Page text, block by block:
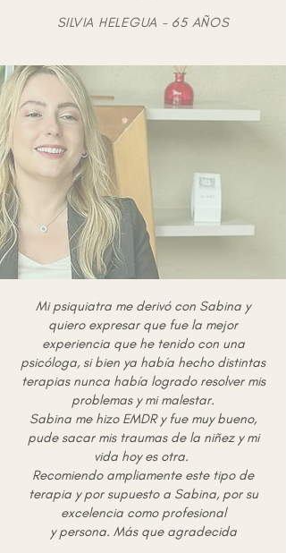
SILVIA HELEGUA - 65 AÑOS
Mi psiquiatra me derivó con Sabina y
quiero expresar que fue la mejor
experiencia que he tenido con una
psicóloga, si bien ya había hecho distintas
terapias nunca había logrado resolver mis
problemas y mi malestar.
Sabina me hizo EMDR y fue muy bueno,
pude sacar mis traumas de la niñez y mi
vida hoy es otra.
Recomiendo ampliamente este tipo de
terapia y por supuesto a Sabina, por su
excelencia como profesional
y persona. Más que agradecida